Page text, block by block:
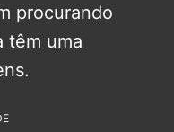
procurando
têm uma